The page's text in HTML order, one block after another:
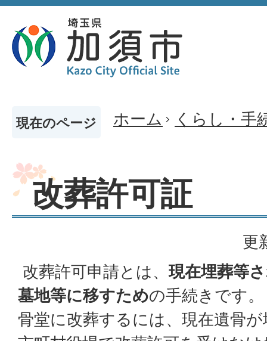
現在のページ ホーム くらし・手
改葬許可証
更
改葬許可申請とは、現在埋葬等
墓地等に移すための手続きです
骨堂に改葬するには、現在遺骨